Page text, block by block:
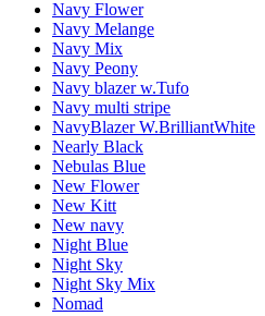
Navy Flower
Navy Melange
Navy Mix
Navy Peony
Navy blazer w.Tufo
Navy multi stripe
NavyBlazer W.BrilliantWhite
Nearly Black
Nebulas Blue
New Flower
New Kitt
New navy
Night Blue
Night Sky
Night Sky Mix
Nomad